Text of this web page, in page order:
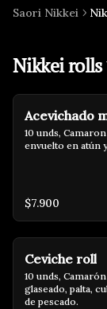
Saori Nikkei
Nikkei rolls
Acevichado
10 unds,
envuelto en atún
$7.900
Ceviche roll
10 unds,
glaseado, palta,
de pescado.